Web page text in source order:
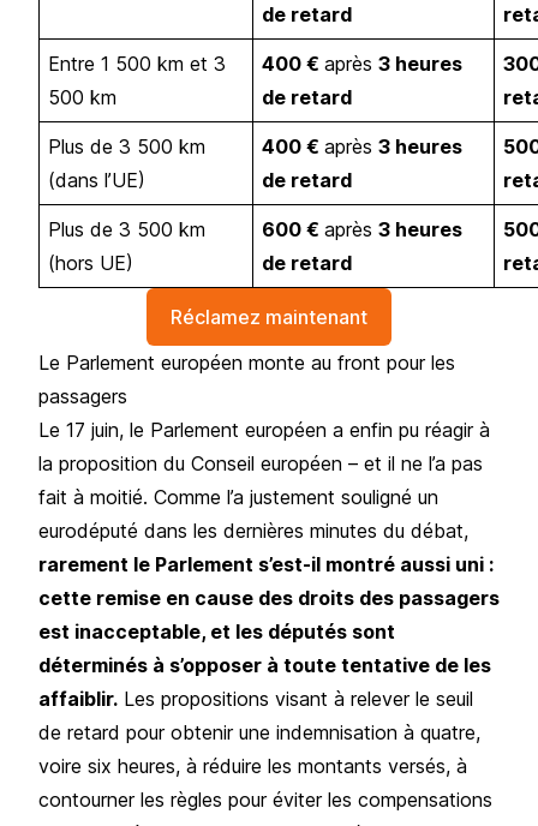
de retard
Entre 1 500 km et 3
500 km
400 € après 3 heures
de retard
Plus de 3 500 km
(dans l’UE)
400 € après 3 heures
de retard
Plus de 3 500 km
(hors UE)
600 € après 3 heures
de retard
Réclamez maintenant
Le Parlement européen monte au front pour les
passagers
Le 17 juin, le Parlement européen a enfin pu réagir à
la proposition du Conseil européen – et il ne l’a pas
fait à moitié. Comme l’a justement souligné un
eurodéputé dans les dernières minutes du débat,
rarement le Parlement s’est-il montré aussi uni :
cette remise en cause des droits des passagers
est inacceptable, et les députés sont
déterminés à s’opposer à toute tentative de les
affaiblir. Les propositions visant à relever le seuil
de retard pour obtenir une indemnisation à quatre,
voire six heures, à réduire les montants versés, à
contourner les règles pour éviter les compensations